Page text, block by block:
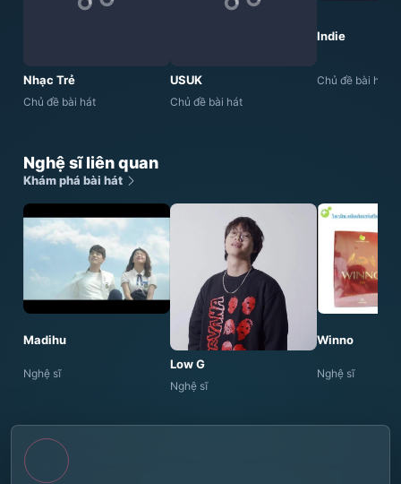
Nhạc Trẻ
Chủ đề bài hát
USUK
Chủ đề bài hát
Indie
Chủ đề bài hát
Nghệ sĩ liên quan
Khám phá bài hát
Madihu
Nghệ sĩ
Low G
Nghệ sĩ
Winno
Nghệ sĩ